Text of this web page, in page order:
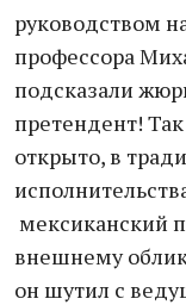
руководством
профессора
подсказали
претендент! Так
открыто, в
мексиканский
внешнему
он шутил с